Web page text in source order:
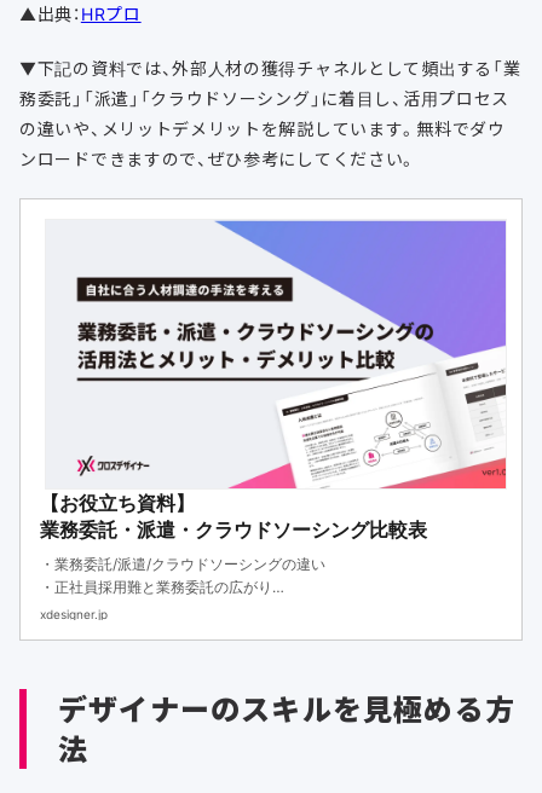
▲出典： HRプロ
▼下記の資料では、外部人材の獲得チャネルとして頻出する「業
務委託」「派遣」「クラウドソーシング」に着目し、活用プロセス
の違いや、メリットデメリットを解説しています。無料でダウ
ンロードできますので、ぜひ参考にしてください。
【お役立ち資料】
業務委託・派遣・クラウドソーシング比較表
・業務委託/派遣/クラウドソーシングの違い
・正社員採用難と業務委託の広がり
・各手法のメリットと活用シーン
xdesigner.jp
デザイナーのスキルを見極める方
法